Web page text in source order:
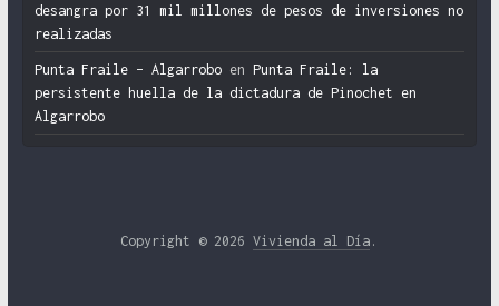
desangra por 31 mil millones de pesos de inversiones no
realizadas
Punta Fraile – Algarroboen Punta Fraile: la
persistente huella de la dictadura de Pinochet en
Algarrobo
Copyright © 2026Vivienda al Día .